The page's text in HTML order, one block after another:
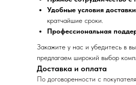
Удобные условия доставки
кратчайшие сроки.
Профессиональная
Закажите у нас и убедитесь в
предлагаем широкий выбор
Доставка и оплата
По договоренности с